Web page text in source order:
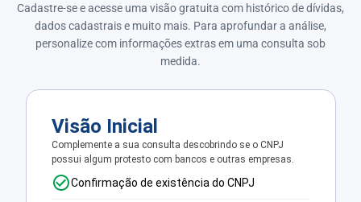
Cadastre-se e acesse uma visão gratuita com histórico de dívidas,
dados cadastrais e muito mais. Para aprofundar a análise,
personalize com informações extras em uma consulta sob
medida.
Visão Inicial
Complemente a sua consulta descobrindo se o CNPJ
possui algum protesto com bancos e outras empresas.
Confirmação de existência do CNPJ